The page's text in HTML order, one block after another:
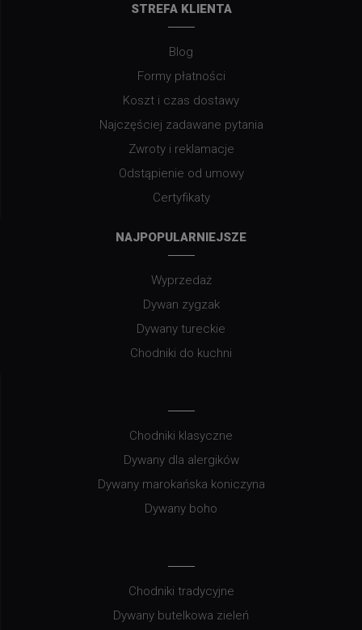
STREFA KLIENTA
Blog
Formy płatności
Koszt i czas dostawy
Najczęściej zadawane pytania
Zwroty i reklamacje
Odstąpienie od umowy
Certyfikaty
NAJPOPULARNIEJSZE
Wyprzedaż
Dywan zygzak
Dywany tureckie
Chodniki do kuchni
Chodniki klasyczne
Dywany dla alergików
Dywany marokańska koniczyna
Dywany boho
Chodniki tradycyjne
Dywany butelkowa zieleń